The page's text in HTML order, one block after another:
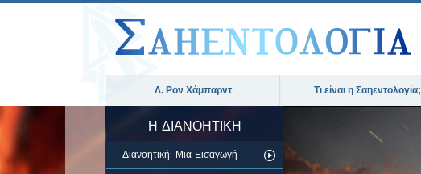
Λ. Ρον Χάμπαρντ Τι είναι η Σαηεντολογία;
Η ΔΙΑΝΟΗΤΙΚΗ
Διανοητική: Μια Εισαγωγή